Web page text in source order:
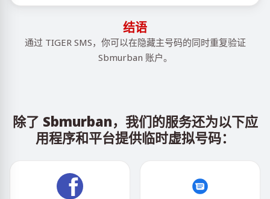
结语
通过 TIGER SMS，你可以在隐藏主号码的同时重复验证
Sbmurban 账户。
除了 Sbmurban，我们的服务还为以下应
用程序和平台提供临时虚拟号码：